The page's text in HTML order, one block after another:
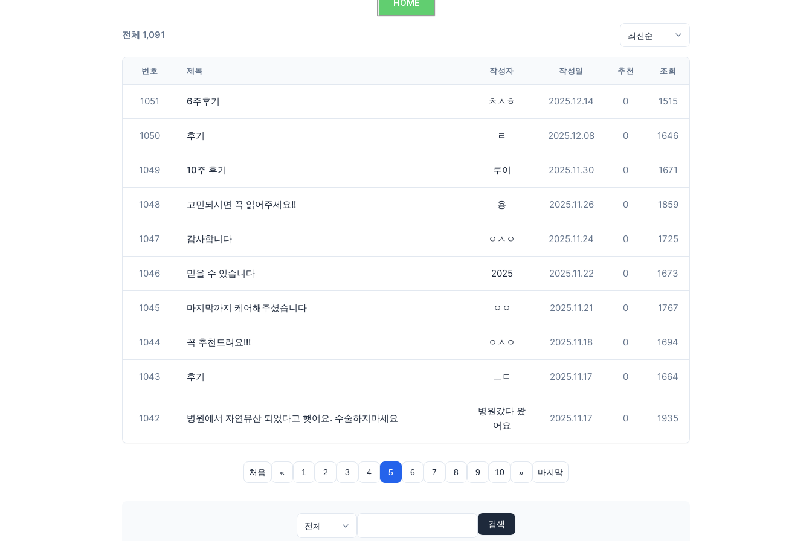
HOME
전체 1,091
번호 제목 작성자 작성일 추천 조회
1051 6주후기 ㅊㅅㅎ 2025.12.14 0 1515
1050 후기 ㄹ 2025.12.08 0 1646
1049 10주 후기 루이 2025.11.30 0 1671
1048 고민되시면 꼭 읽어주세요!! 용 2025.11.26 0 1859
1047 감사합니다 ㅇㅅㅇ 2025.11.24 0 1725
1046 믿을 수 있습니다 2025 2025.11.22 0 1673
1045 마지막까지 케어해주셨습니다 ㅇㅇ 2025.11.21 0 1767
1044 꼭 추천드려요!!! ㅇㅅㅇ 2025.11.18 0 1694
1043 후기 ㅡㄷ 2025.11.17 0 1664
1042 병원에서 자연유산 되었다고 햇어요. 수술하지마세요
병원갔다 왔
어요
2025.11.17 0 1935
처음 « 1 2 3 4 5 6 7 8 9 10 » 마지막
검색